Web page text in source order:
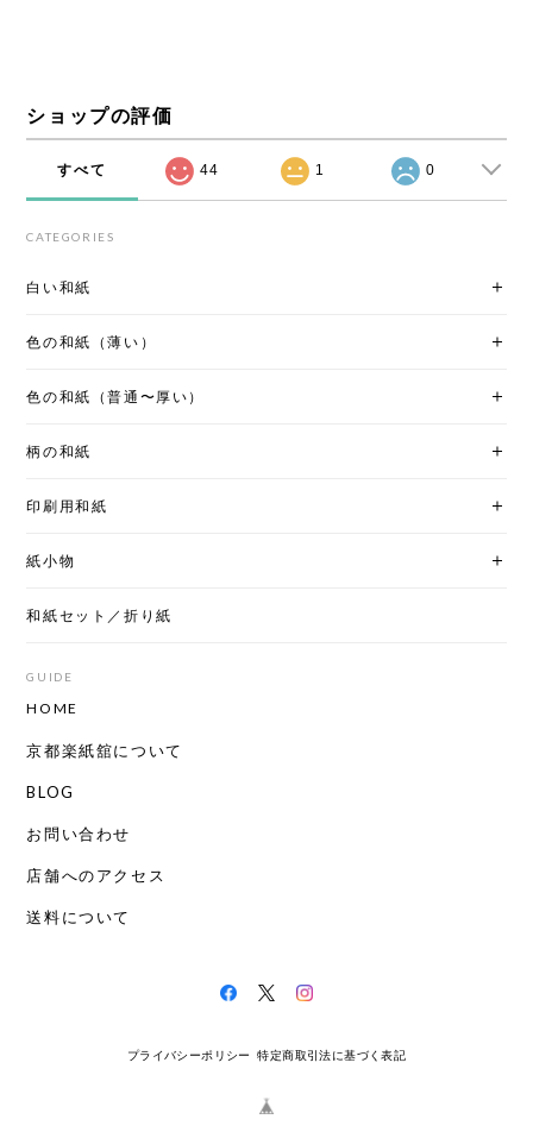
ショップの評価
すべて 44 1 0
CATEGORIES
白い和紙
色の和紙（薄い）
色の和紙（普通〜厚い）
柄の和紙
印刷用和紙
紙小物
和紙セット／折り紙
GUIDE
HOME
京都楽紙舘について
BLOG
お問い合わせ
店舗へのアクセス
送料について
プライバシーポリシー 特定商取引法に基づく表記